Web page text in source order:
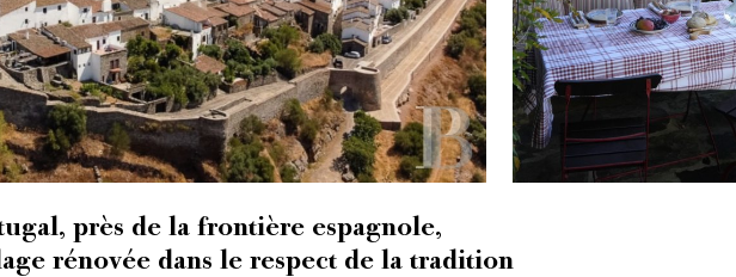
près de la frontière espagnole,
rénovée dans le respect de la tradition